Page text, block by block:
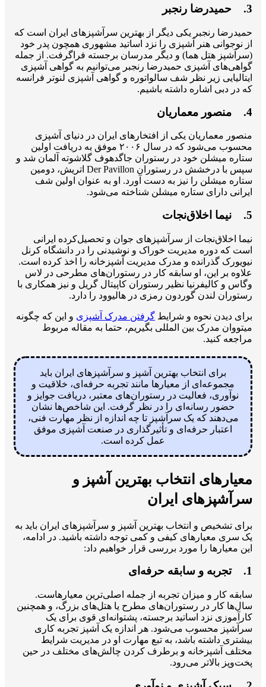
3. حمیدرضا رنجبر
حمیدرضا رنجبر یکی دیگر از بهترین سرآشپزهای ایران است که
از نوجوانی هنر آشپزی را نزد اساتید مشهوری همچون پدر خود
(سرآشپز هتل هما) و دیگر مدرسان برجسته فراگرفت. از جمله
گواهی‌های آشپزی حمیدرضا رنجبر می‌توانیم به گواهی آشپزی
ایتالیایی زیر نظر شف سالواتوره و گواهی آشپزی لنوتر فرانسه
که در دبی اشاره داشته باشیم.
4. منصور معماریان
منصور معماریان یکی از افتخارهای ایران در دنیای آشپزی
محسوب می‌شود که در سال ۲۰۰۶ موفق به دریافت اولین
ستاره میشلن خود در رستوران جاگدهوف گلاشوته آلمان شد و
سپس با درخشش در رستوران Der Pavillon اتریش، دومین
ستاره میشلن را نیز به دست آورد. او به عنوان اولین شف
ایرانی دارای ستاره میشلن شناخته می‌شود.
5. نیما اخلاق‌نجات
نیما اخلاق‌نجات از سرآشپزهای جوان و تحصیل‌کرده ایرانی
است که دوره مدیریت خوراک و نوشیدنی را در دانشگاه کرنل
نیویورک گذرانده و مدرک مدیریت آشپزخانه را اخذ کرده است.
علاوه بر این، او سابقه کار در رستوران‌های مطرحی در لاس
وگاس و کالیفرنیا نظیر رستوران کاپیتال گریل و نیز همکاری با
رستوران لندن گوردون رمزی در هالیوود را دارد.
برای دیدن نحوه و شرایط گرفتن مدرک آشپزی و این که چگونه
میتووان مدرک بین المللی بگیریم، حتما به مقاله مربوط
مراجعه کنید.
برای انتخاب بهترین آشپز و سرآشپزهای ایران باید
مجموعه‌ای از معیارها مانند تجربه حرفه‌ای، خلاقیت و
نوآوری، فعالیت در رستوران‌های معتبر، دریافت جوایز و
حضور رسانه‌ای را در نظر گرفت. این شاخص‌ها نشان
می‌دهند که یک سرآشپز تا چه اندازه از نظر مهارت فنی،
اعتبار حرفه‌ای و تأثیرگذاری در صنعت آشپزی موفق
عمل کرده است.
معیارهای انتخاب بهترین آشپز و
سرآشپزهای ایران
برای تشخیص و انتخاب بهترین آشپز و سرآشپزهای ایران باید به
یک سری معیارهای کیفی و کمی توجه داشته باشید. در ادامه،
این معیارها را مورد بررسی قرار خواهیم داد:
1. تجربه و سابقه حرفه‌ای
سابقه کار و میزان تجربه از جمله اصلی‌ترین معیارهاست.
سال‌ها کار در رستوران‌های مطرح یا هتل‌های بزرگ، و همچنین
کارآموزی نزد اساتید برجسته، پشتوانه‌ای قوی برای یک
سرآشپز محسوب می‌شود. هر اندازه یک آشپز تجربه کاری
بیشتری داشته باشد، به تبع مهارت او در مدیریت شرایط
مختلف آشپزخانه و برطرف کردن چالش‌های مختلف در حین
پخت‌وپز بالاتر می‌رود.